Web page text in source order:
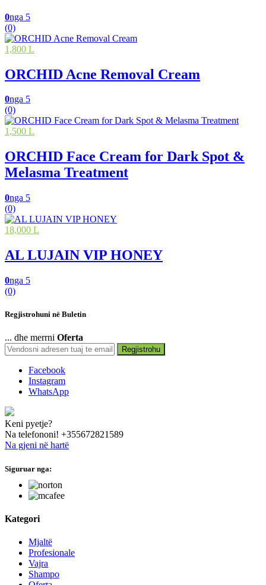
0nga 5
(0)
1,800 L
ORCHID Acne Removal Cream
0nga 5
(0)
1,500 L
ORCHID Face Cream for Dark Spot &
Melasma Treatment
0nga 5
(0)
18,000 L
AL LUJAIN VIP HONEY
0nga 5
(0)
Regjistrohuni në Buletin
... dhe merrni Oferta
Regjistrohu
Facebook
Instagram
WhatsApp
Keni pyetje?
Na telefononi! +355672821589
Na gjeni në hartë
Siguruar nga:
Kategori
Mjaltë
Profesionale
Vajra
Shampo